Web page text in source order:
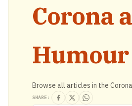
Corona
Humour
Browse all articles in the
SHARE: